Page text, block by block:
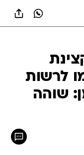
לרשות
שוהה